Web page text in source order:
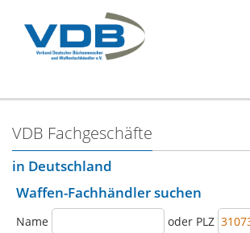
VDB Fachgeschäfte
in Deutschland
Waffen-Fachhändler suchen
Name oder PLZ